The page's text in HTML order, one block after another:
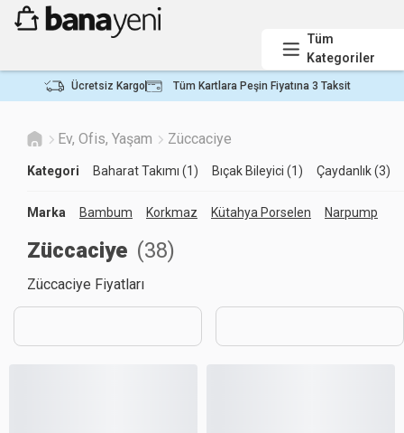
Tüm
Kategoriler
Ücretsiz Kargo Tüm Kartlara Peşin Fiyatına 3 Taksit
Ev, Ofis, Yaşam Züccaciye
Kategori Baharat Takımı (1) Bıçak Bileyici (1) Çaydanlık (3)
Marka Bambum Korkmaz Kütahya Porselen Narpump
Züccaciye (38)
Züccaciye Fiyatları